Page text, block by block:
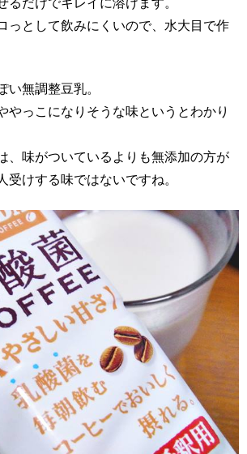
るだけでキレイに溶けます。
っとして飲みにくいので、水大目で作
い無調整豆乳。
やっこになりそうな味というとわかり
、味がついているよりも無添加の方が
受けする味ではないですね。